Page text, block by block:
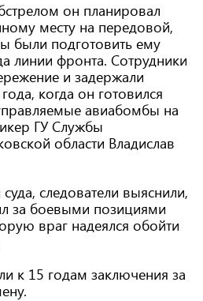
он планировал
месту на передовой,
были подготовить ему
линии фронта. Сотрудники
и задержали
когда он готовился
авиабомбы на
ГУ Службы
области Владислав
следователи выяснили,
за боевыми позициями
враг надеялся обойти
к 15 годам заключения за